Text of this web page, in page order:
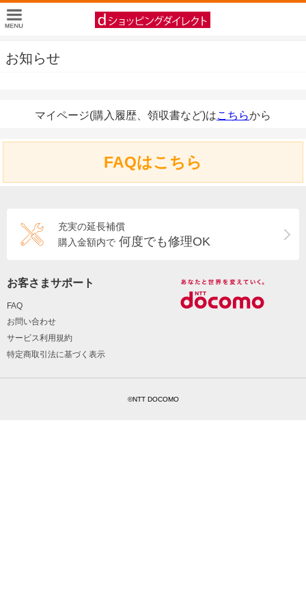
お知らせ
マイページ(購入履歴、領収書など)はこちらから
FAQはこちら
充実の延長補償
購入金額内で 何度でも修理OK
お客さまサポート
FAQ
お問い合わせ
サービス利用規約
特定商取引法に基づく表示
©NTT DOCOMO